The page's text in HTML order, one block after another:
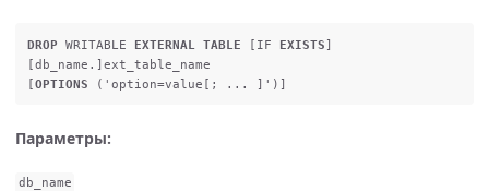
DROP WRITABLE EXTERNAL TABLE [ IF EXISTS ]
[db_name .] ext_table_name
[OPTIONS ( 'option=value[; ... ]' )]
Параметры:
db_name